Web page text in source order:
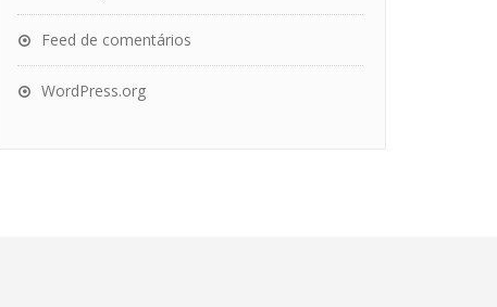
Feed de comentários
WordPress.org